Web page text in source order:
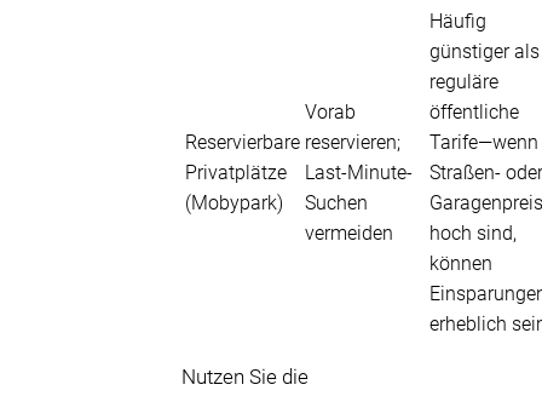
Reservierbare
Privatplätze
(Mobypark)
Vorab
reservieren;
Last-Minute-
Suchen
vermeiden
Häufig
günstiger als
reguläre
öffentliche
Tarife—wenn
Straßen- oder
hoch sind,
können
erheblich
Nutzen Sie die